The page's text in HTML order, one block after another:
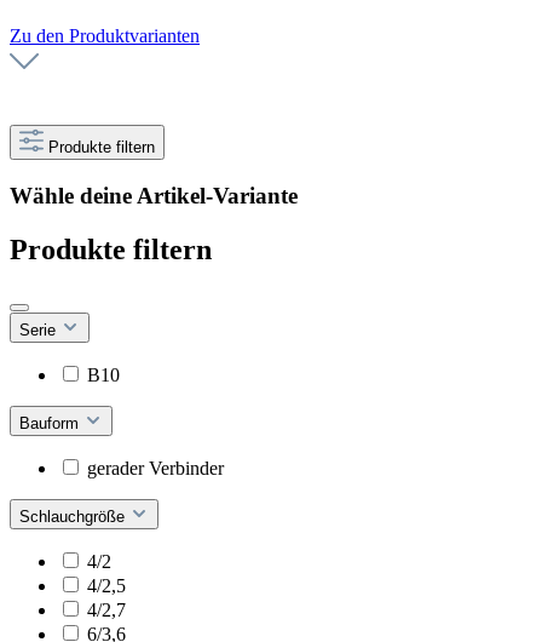
Zu den Produktvarianten
Produkte filtern
Wähle deine Artikel-Variante
Produkte filtern
Serie
B10
Bauform
gerader Verbinder
Schlauchgröße
4/2
4/2,5
4/2,7
6/3,6